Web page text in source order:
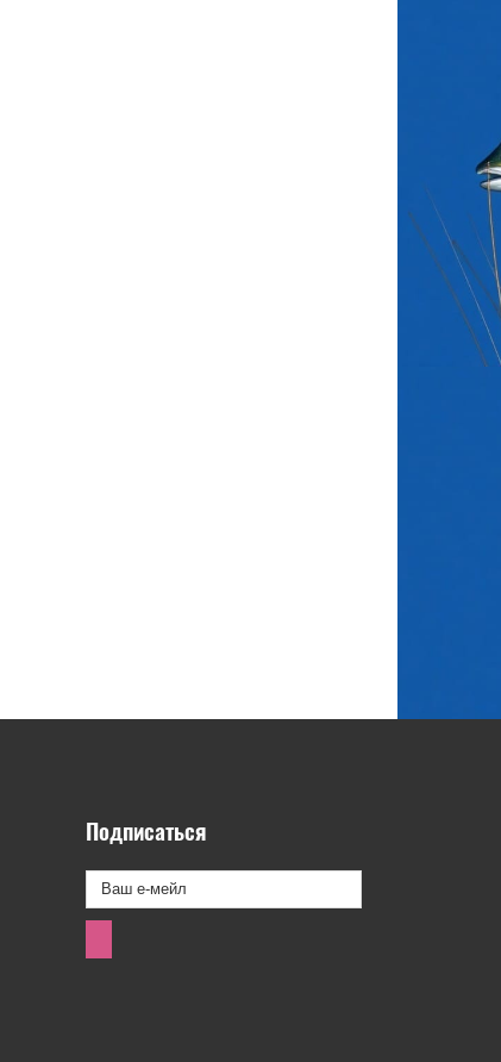
Подписаться